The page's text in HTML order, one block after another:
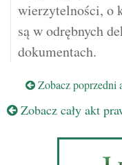
wierzytelności, o
są w odrębnych
dokumentach.
Zobacz poprzedni
Zobacz cały akt